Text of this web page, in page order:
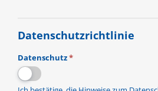
Datenschutzrichtlinie
Datenschutz*